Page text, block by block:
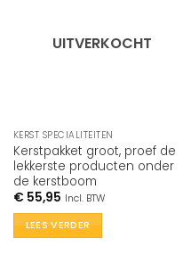
UITVERKOCHT
KERST SPECIALITEITEN
Kerstpakket groot, proef de
lekkerste producten onder
de kerstboom
€55,95 Incl. BTW
LEES VERDER